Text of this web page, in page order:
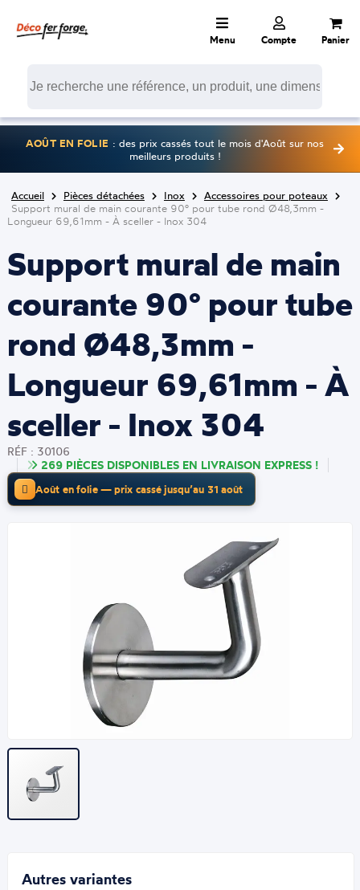
Menu Compte Panier
AOÛT EN FOLIE : des prix cassés tout le mois d'Août sur nos
meilleurs produits !
Accueil Pièces détachées Inox
Accessoires pour poteaux
Support mural de main courante 90° pour tube rond Ø48,3mm -
Longueur 69,61mm - À sceller - Inox 304
Support mural de main
courante 90° pour tube
rond Ø48,3mm -
Longueur 69,61mm - À
sceller - Inox 304
RÉF : 30106
269 PIÈCES DISPONIBLES EN LIVRAISON EXPRESS !
Août en folie — prix cassé jusqu’au 31 août
Autres variantes